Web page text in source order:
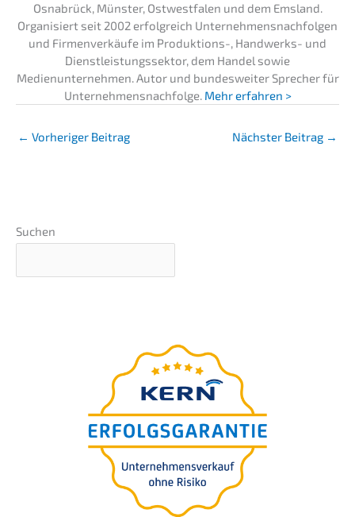
Osnabrück, Münster, Ostwestfalen und dem Emsland.
Organisiert seit 2002 erfolgreich Unternehmensnachfolgen
und Firmenverkäufe im Produktions-, Handwerks- und
Dienstleistungssektor, dem Handel sowie
Medienunternehmen. Autor und bundesweiter Sprecher für
Unternehmensnachfolge. Mehr erfahren >
← Vorheriger Beitrag Nächster Beitrag →
Suchen
Unternehmens-wert-
Einschätzung in 5 Minuten
Für Siekostenfrei.100%
vertraulich. Inklusive Auswertung.